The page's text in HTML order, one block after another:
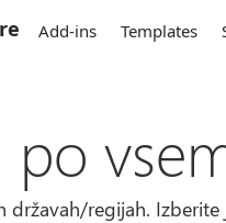
Add-ins Templates
regijah. Izberite